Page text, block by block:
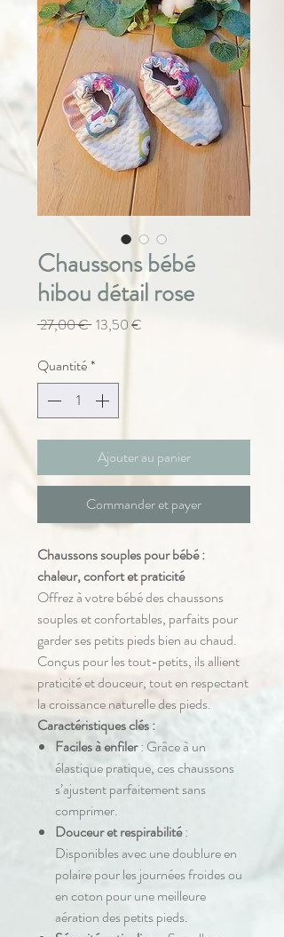
Chaussons bébé
hibou détail rose
27,00 € Prix
13,50 €
Quantité*
Ajouter au panier
Commander et payer
Chaussons souples pour bébé :
chaleur, confort et praticité
Offrez à votre bébé des chaussons
souples et confortables, parfaits pour
garder ses petits pieds bien au chaud.
Conçus pour les tout-petits, ils allient
praticité et douceur, tout en respectant
la croissance naturelle des pieds.
Caractéristiques clés :
Faciles à enfiler: Grâce à un
élastique pratique, ces chaussons
s’ajustent parfaitement sans
comprimer.
Douceur et respirabilité:
Disponibles avec une doublure en
polaire pour les journées froides ou
en coton pour une meilleure
aération des petits pieds.